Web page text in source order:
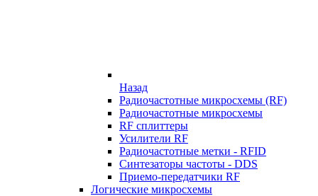
Назад
Радиочастотные микросхемы (RF)
Радиочастотные микросхемы
RF сплиттеры
Усилители RF
Радиочастотные метки - RFID
Синтезаторы частоты - DDS
Приемо-передатчики RF
Логические микросхемы